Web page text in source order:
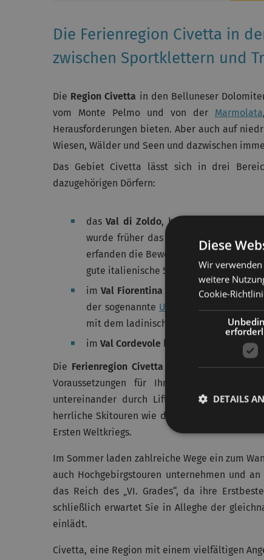
Die Ferienregion Civetta in
zwischen Sportklettern und
Die Region Civetta in den Belluneser
vom Monte Pelmo und von der Marmolata
Herausforderungen bieten. Aber auch auf
Wiesen, Wälder und Seen und dazwischen
Das Gebiet Civetta lässt sich in drei
dazugehörigen Dörfern:
dasVal di Zoldo, bekannt als das
wurde früher das Eisen abgebaut, mit
erfanden die Bewohner dieses Tals,
gute italienische Speiseeis, das als
im Val Fiorentina liegen die OrteSelva
der sogenannte Uomo di Mondeval
mit dem ladinischen Kulturinstitut.
im Val Cordevole befindet sich der
Die Ferienregion Civetta mit den
Voraussetzungen für Ihren
untereinander durch Liftanlagen und
herrliche Skitouren wie die Sella Ronda oder
Ersten Weltkriegs.
Im Sommer laden zahlreiche Wege ein zum
auch Hochgebirgstouren unternehmen und
das Reich des „VI. Grades“, da ihre
schließlich erwartet Sie in Alleghe der
einlädt.
Civetta, eine Region mit einem vielfältigen
Diese
Wir
weitere
Cookie-
DETAILS